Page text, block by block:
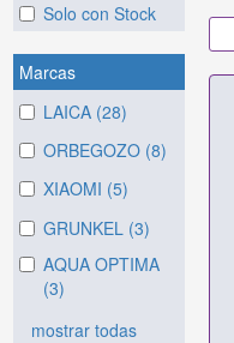
Solo con Stock
Marcas
LAICA (28)
ORBEGOZO (8)
XIAOMI (5)
GRUNKEL (3)
AQUA OPTIMA
(3)
mostrar todas